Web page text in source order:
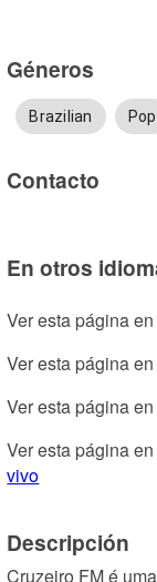
Géneros
Brazilian Pop
Contacto
En otros
Ver esta página
Ver esta página
Ver esta página
Ver esta página
vivo
Descripción
Cruzeiro FM é